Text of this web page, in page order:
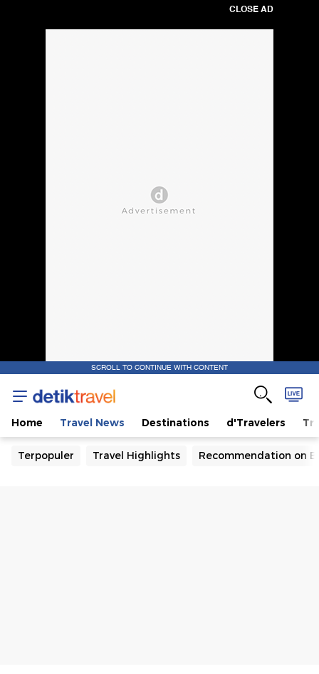
CLOSE AD
SCROLL TO CONTINUE WITH CONTENT
Home Travel News Destinations d'Travelers
Terpopuler Travel Highlights Recommendation on